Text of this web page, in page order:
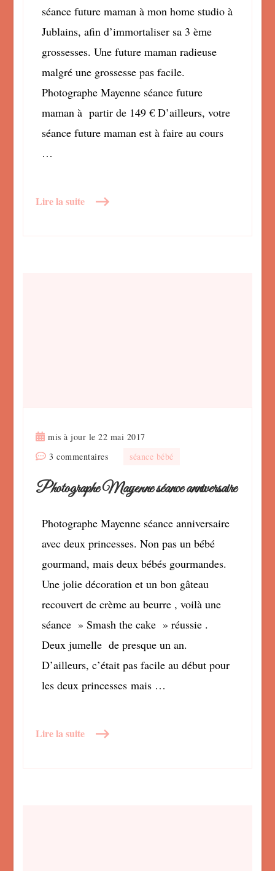
séance future maman à mon home studio à
Jublains, afin d’immortaliser sa 3 ème
grossesses. Une future maman radieuse
malgré une grossesse pas facile.
Photographe Mayenne séance future
maman à partir de 149 € D’ailleurs, votre
séance future maman est à faire au cours
…
Lire la suite
mis à jour le22 mai 2017
3 commentairessur
Mayenne
anniversaire
séance bébé
Photographe Mayenne séance anniversaire
Photographe Mayenne séance anniversaire
avec deux princesses. Non pas un bébé
gourmand, mais deux bébés gourmandes.
Une jolie décoration et un bon gâteau
recouvert de crème au beurre , voilà une
séance » Smash the cake » réussie .
Deux jumelle de presque un an.
D’ailleurs, c’était pas facile au début pour
les deux princesses mais …
Lire la suite